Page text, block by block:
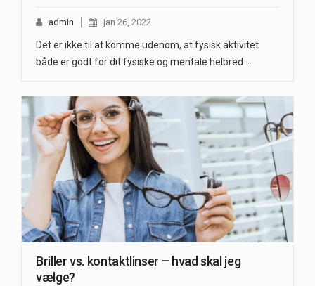
admin jan 26, 2022
Det er ikke til at komme udenom, at fysisk aktivitet
både er godt for dit fysiske og mentale helbred.…
Briller vs. kontaktlinser – hvad skal jeg
vælge?